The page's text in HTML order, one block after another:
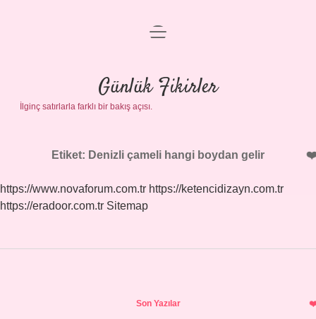
Anasayfa
Gizlilik Politikası
Yasal Uyarı
menüyü
Günlük Fikirler
İlginç satırlarla farklı bir bakış açısı.
Etiket: Denizli çameli hangi boydan gelir
https://www.novaforum.com.tr https://ketencidizayn.com.tr
https://eradoor.com.tr Sitemap
Son Yazılar